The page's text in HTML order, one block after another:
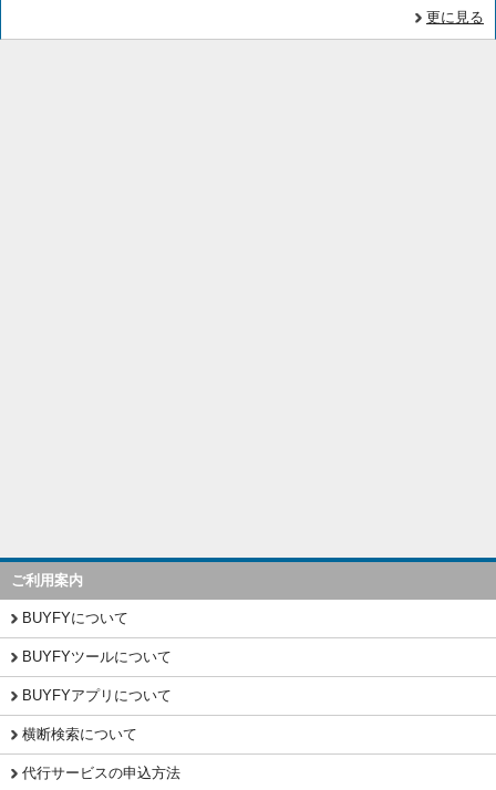
更に見る
ご利用案内
BUYFYについて
BUYFYツールについて
BUYFYアプリについて
横断検索について
代行サービスの申込方法